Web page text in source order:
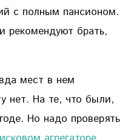
с полным пансионом.
рекомендуют брать,
мест в нем
нет. На те, что были,
Но надо проверять